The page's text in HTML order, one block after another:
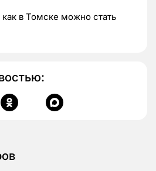
в Томске можно стать